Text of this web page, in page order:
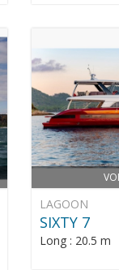
LAGOON
SIXTY 7
Long : 20.5